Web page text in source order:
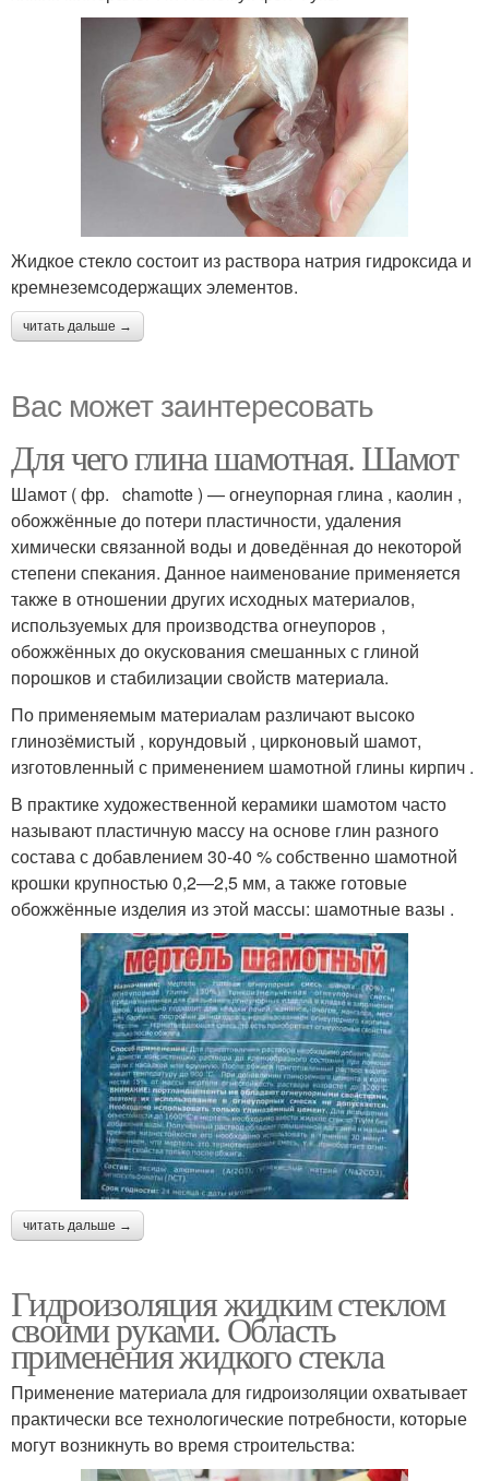
Жидкое стекло состоит из раствора натрия гидроксида и
кремнеземсодержащих элементов.
читать дальше →
Вас может заинтересовать
Для чего глина шамотная. Шамот
Шамот ( фр. chamotte ) — огнеупорная глина , каолин ,
обожжённые до потери пластичности, удаления
химически связанной воды и доведённая до некоторой
степени спекания. Данное наименование применяется
также в отношении других исходных материалов,
используемых для производства огнеупоров ,
обожжённых до окускования смешанных с глиной
порошков и стабилизации свойств материала.
По применяемым материалам различают высоко
глинозёмистый , корундовый , цирконовый шамот,
изготовленный с применением шамотной глины кирпич .
В практике художественной керамики шамотом часто
называют пластичную массу на основе глин разного
состава с добавлением 30-40 % собственно шамотной
крошки крупностью 0,2—2,5 мм, а также готовые
обожжённые изделия из этой массы: шамотные вазы .
читать дальше →
Гидроизоляция жидким стеклом
своими руками. Область
применения жидкого стекла
Применение материала для гидроизоляции охватывает
практически все технологические потребности, которые
могут возникнуть во время строительства: